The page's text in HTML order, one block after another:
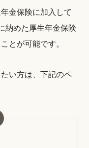
金保険に加入して
納めた厚生年金保険
とが可能です。
い方は、下記のペ